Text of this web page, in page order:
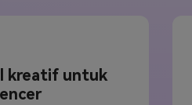
kreatif untuk